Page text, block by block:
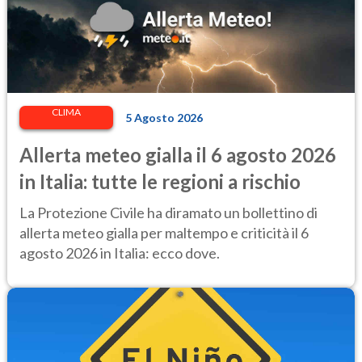
CLIMA 5 Agosto 2026
Allerta meteo gialla il 6 agosto 2026
in Italia: tutte le regioni a rischio
La Protezione Civile ha diramato un bollettino di
allerta meteo gialla per maltempo e criticità il 6
agosto 2026 in Italia: ecco dove.